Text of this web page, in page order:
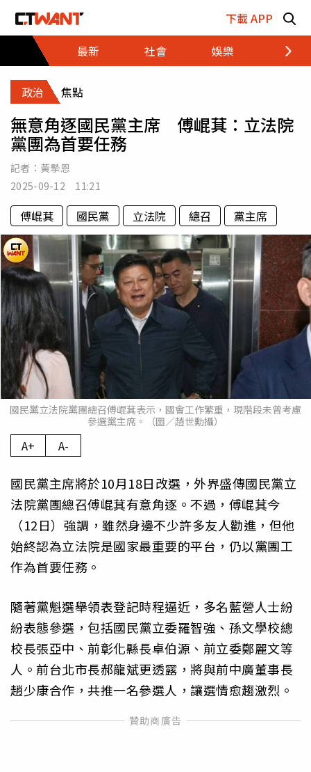
下載 APP
最新
社會 娛樂 財經
政治 焦點
無意角逐國民黨主席 傅崐萁：立法院
黨團為首要任務
記者： 黃摯恩
2025-09-12 11:21
傅崐萁 國民黨 立法院 總召 黨主席
國民黨立法院黨團總召傅崐萁表示，國會工作繁重，現階段未曾考慮
參選黨主席。（圖／趙世勳攝）
A+ A-
國民黨主席將於10月18日改選，外界盛傳國民黨立
法院黨團總召傅崐萁有意角逐。不過，傅崐萁今
（12日）強調，雖然身邊不少許多友人勸進，但他
始終認為立法院是國家最重要的平台，仍以黨團工
作為首要任務。
隨著黨魁選舉領表登記時程逼近，多名藍營人士紛
紛表態參選，包括國民黨立委羅智強、孫文學校總
校長張亞中、前彰化縣長卓伯源、前立委鄭麗文等
人。前台北市長郝龍斌更透露，將與前中廣董事長
趙少康合作，共推一名參選人，讓選情愈趨激烈。